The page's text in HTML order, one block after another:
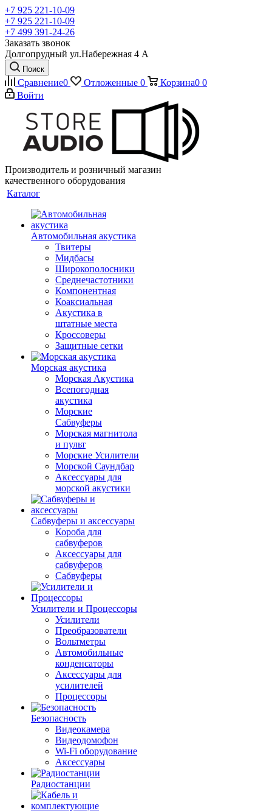
+7 925 221-10-09
+7 925 221-10-09
+7 499 391-24-26
Заказать звонок
Долгопрудный ул.Набережная 4 А
Поиск
Сравнение0 Отложенные 0 Корзина0 0
Войти
Производитель и розничный магазин
качественного оборудования
Каталог
Автомобильная акустика
Твитеры
Мидбасы
Широкополосники
Среднечастотники
Компонентная
Коаксиальная
Акустика в
штатные места
Кроссоверы
Защитные сетки
Морская акустика
Морская Акустика
Всепогодная
акустика
Морские
Сабвуферы
Морская магнитола
и пульт
Морские Усилители
Морской Cаундбар
Аксессуары для
морской акустики
Сабвуферы и аксессуары
Короба для
сабвуферов
Аксессуары для
сабвуферов
Сабвуферы
Усилители и Процессоры
Усилители
Преобразователи
Вольтметры
Автомобильные
конденсаторы
Аксессуары для
усилителей
Процессоры
Безопасность
Видеокамера
Видеодомофон
Wi-Fi оборудование
Аксессуары
Радиостанции